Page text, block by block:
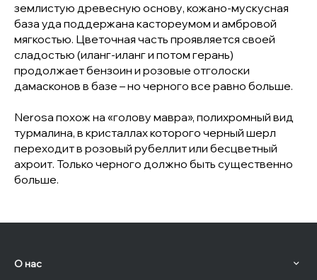
землистую древесную основу, кожано-мускусная
база уда поддержана кастореумом и амбровой
мягкостью. Цветочная часть проявляется своей
сладостью (иланг-иланг и потом герань)
продолжает бензоин и розовые отголоски
дамасконов в базе – но черного все равно больше.
Nerosa похож на «голову мавра», полихромный вид
турмалина, в кристаллах которого черный шерл
переходит в розовый рубеллит или бесцветный
ахроит. Только черного должно быть существенно
больше.
О нас